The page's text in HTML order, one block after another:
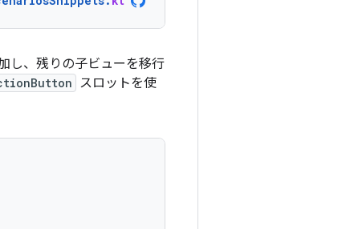
し、残りの子ビューを移行
スロットを使